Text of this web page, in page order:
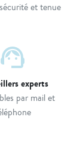
et tenue
support_agent
experts
par mail et